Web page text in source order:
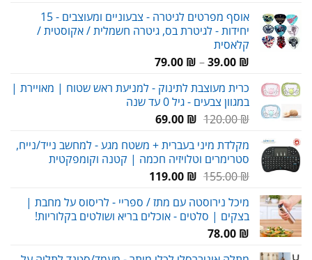
עד
אוסף מפרטים לגיטרה - צבעוניים ומעוצבים - 15
יחידות - לגיטרת בס, גיטרה חשמלית / אקוסטית /
קלאסית
39.00 ₪
–
79.00 ₪
טווח
עד
כרית מעוצבת לתינוק - למניעת ראש שטוח | מאויירת |
במגוון צבעים - גיל 0 עד שנה
120.00₪
המחיר
היה:
120.00 ₪.
69.00 ₪
המחיר
הוא:
69.00 ₪.
מקלדת מיני בעברית + משטח מגע - למחשב נייד/נייח,
סטרימרים וטלויזיה חכמה | קטנה וקומפקטית
155.00₪
המחיר
היה:
155.00 ₪.
119.00 ₪
המחיר
הוא:
119.00 ₪.
מיכל נירוסטה עם מתז / ספריי - לריסוס על מחבת |
בצקים | סלטים - אוכלים בריא ושולטים בקלוריות!
78.00 ₪